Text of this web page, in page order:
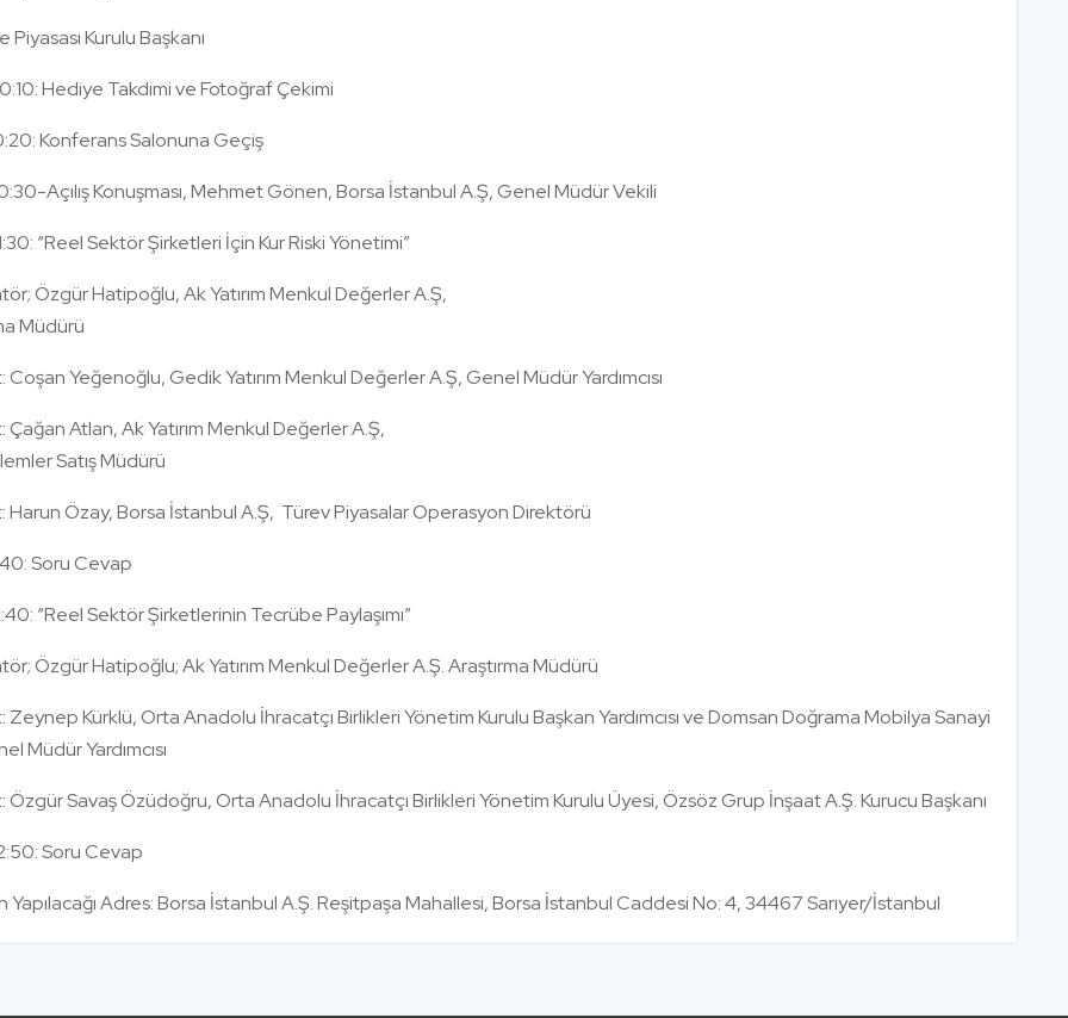
Piyasası Kurulu Başkanı
Hediye Takdimi ve Fotoğraf Çekimi
Konferans Salonuna Geçiş
Açılış Konuşması, Mehmet Gönen, Borsa İstanbul A.Ş, Genel Müdür Vekili
“Reel Sektör Şirketleri İçin Kur Riski Yönetimi”
Özgür Hatipoğlu, Ak Yatırım Menkul Değerler A.Ş,
Müdürü
Coşan Yeğenoğlu, Gedik Yatırım Menkul Değerler A.Ş, Genel Müdür Yardımcısı
Çağan Atlan, Ak Yatırım Menkul Değerler A.Ş,
Satış Müdürü
Harun Özay, Borsa İstanbul A.Ş, Türev Piyasalar Operasyon Direktörü
Soru Cevap
“Reel Sektör Şirketlerinin Tecrübe Paylaşımı”
Özgür Hatipoğlu; Ak Yatırım Menkul Değerler A.Ş. Araştırma Müdürü
Zeynep Kürklü, Orta Anadolu İhracatçı Birlikleri Yönetim Kurulu Başkan Yardımcısı ve Domsan Doğrama Mobilya Sanayi
Müdür Yardımcısı
Özgür Savaş Özüdoğru, Orta Anadolu İhracatçı Birlikleri Yönetim Kurulu Üyesi, Özsöz Grup İnşaat A.Ş. Kurucu Başkanı
Soru Cevap
Yapılacağı Adres: Borsa İstanbul A.Ş. Reşitpaşa Mahallesi, Borsa İstanbul Caddesi No: 4, 34467 Sarıyer/İstanbul